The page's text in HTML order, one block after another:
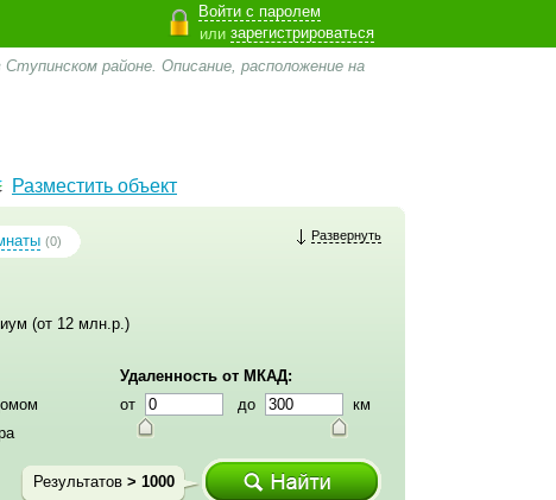
Войти с паролем
или зарегистрироваться
районе. Описание, расположение на
Разместить объект
(0) Развернуть
(от 12 млн.р.)
Удаленность от МКАД:
от
до км
Результатов > 1000